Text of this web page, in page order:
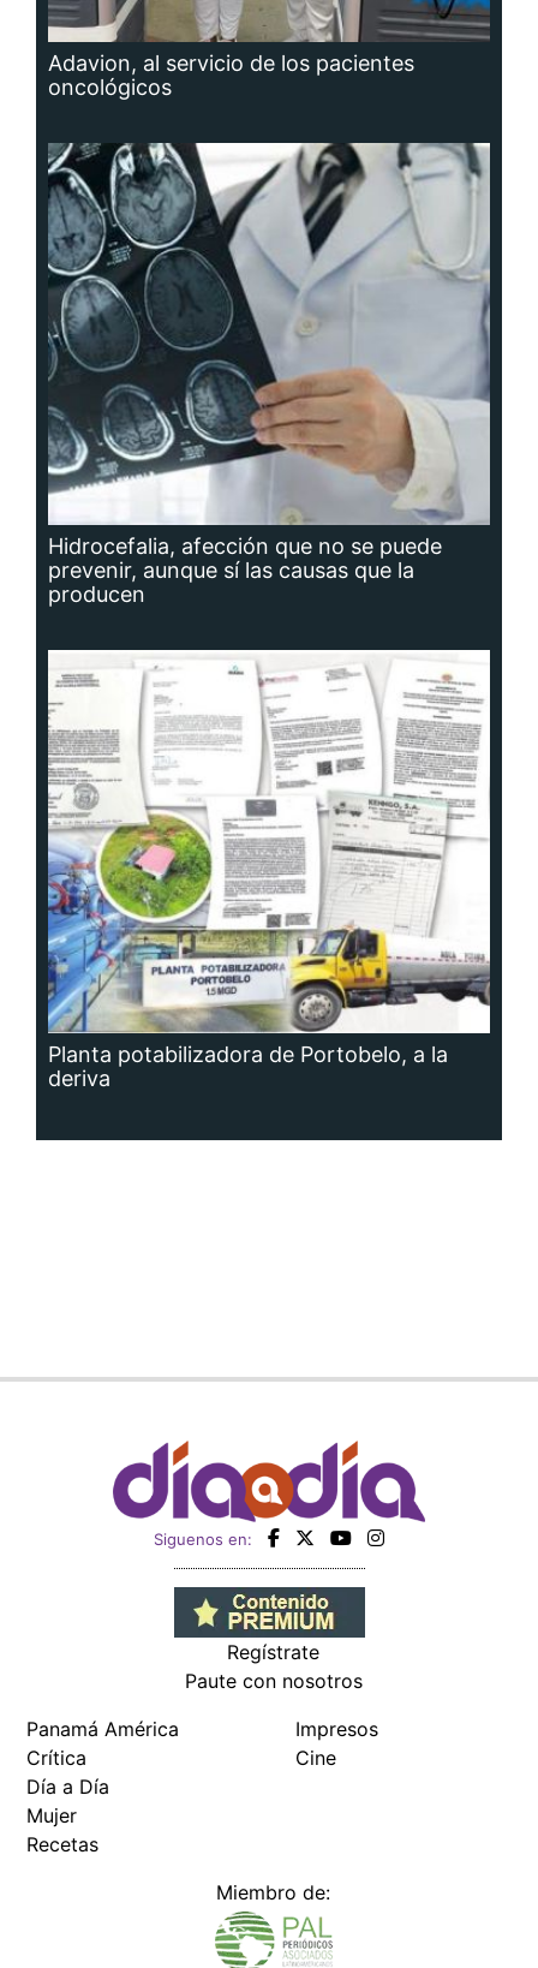
Adavion, al servicio de los pacientes
oncológicos
Hidrocefalia, afección que no se puede
prevenir, aunque sí las causas que la
producen
Planta potabilizadora de Portobelo, a la
deriva
Siguenos en:
Regístrate
Paute con nosotros
Panamá América
Crítica
Día a Día
Mujer
Recetas
Impresos
Cine
Miembro de: